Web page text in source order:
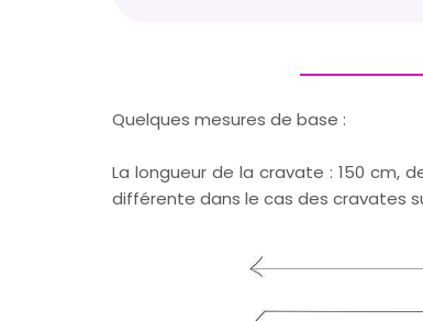
Quelques mesures de base :
La longueur de la cravate : 150 cm,
différente dans le cas des cravates